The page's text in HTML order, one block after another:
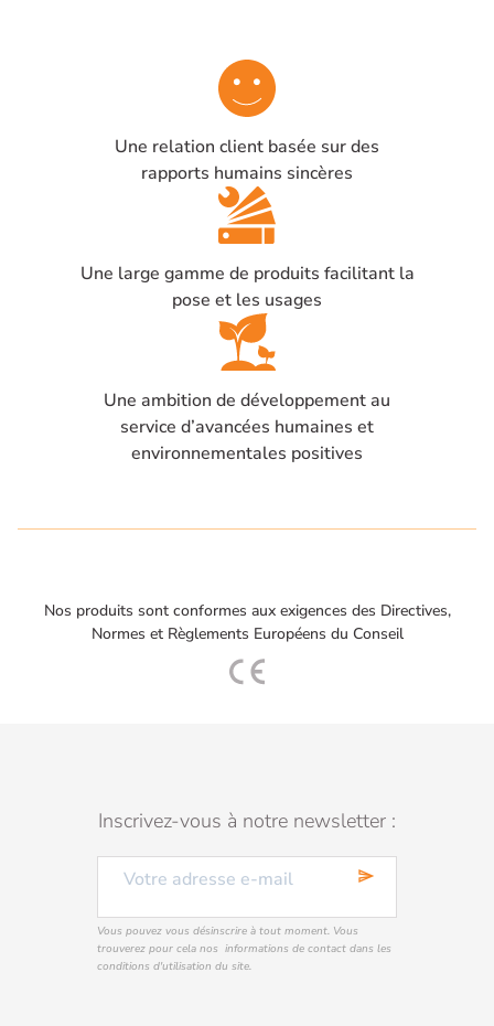
Une relation client basée sur des
rapports humains sincères
Une large gamme de produits facilitant la
pose et les usages
Une ambition de développement au
service d’avancées humaines et
environnementales positives
Nos produits sont conformes aux exigences des Directives,
Normes et Règlements Européens du Conseil
Inscrivez-vous à notre newsletter :
send
Vous pouvez vous désinscrire à tout moment. Vous
trouverez pour cela nos informations de contact dans les
conditions d'utilisation du site.